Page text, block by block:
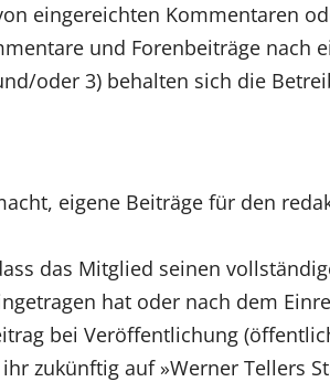
eingereichten Kommentaren
und Forenbeiträge nach
oder 3) behalten sich die
eigene Beiträge für den
das Mitglied seinen
hat oder nach dem
bei Veröffentlichung
zukünftig auf »Werner Tellers